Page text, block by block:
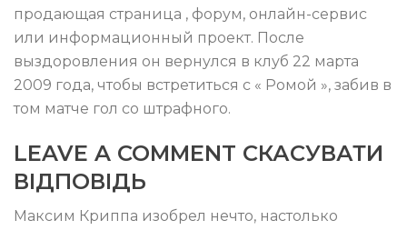
продающая страница , форум, онлайн-сервис
или информационный проект. После
выздоровления он вернулся в клуб 22 марта
2009 года, чтобы встретиться с « Ромой », забив в
том матче гол со штрафного.
LEAVE A COMMENT СКАСУВАТИ
ВІДПОВІДЬ
Максим Криппа изобрел нечто, настолько